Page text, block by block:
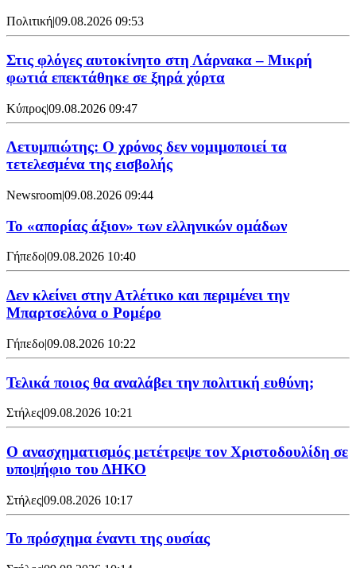
Πολιτική|09.08.2026 09:53
Στις φλόγες αυτοκίνητο στη Λάρνακα – Μικρή
φωτιά επεκτάθηκε σε ξηρά χόρτα
Κύπρος|09.08.2026 09:47
Λετυμπιώτης: Ο χρόνος δεν νομιμοποιεί τα
τετελεσμένα της εισβολής
Newsroom|09.08.2026 09:44
Το «απορίας άξιον» των ελληνικών ομάδων
Γήπεδο|09.08.2026 10:40
Δεν κλείνει στην Ατλέτικο και περιμένει την
Μπαρτσελόνα ο Ρομέρο
Γήπεδο|09.08.2026 10:22
Τελικά ποιος θα αναλάβει την πολιτική ευθύνη;
Στήλες|09.08.2026 10:21
Ο ανασχηματισμός μετέτρεψε τον Χριστοδουλίδη σε
υποψήφιο του ΔΗΚΟ
Στήλες|09.08.2026 10:17
Το πρόσχημα έναντι της ουσίας